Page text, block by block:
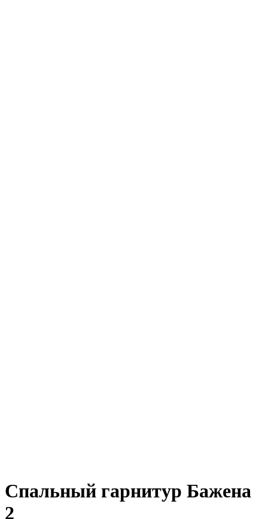
Спальный гарнитур Бажена
2